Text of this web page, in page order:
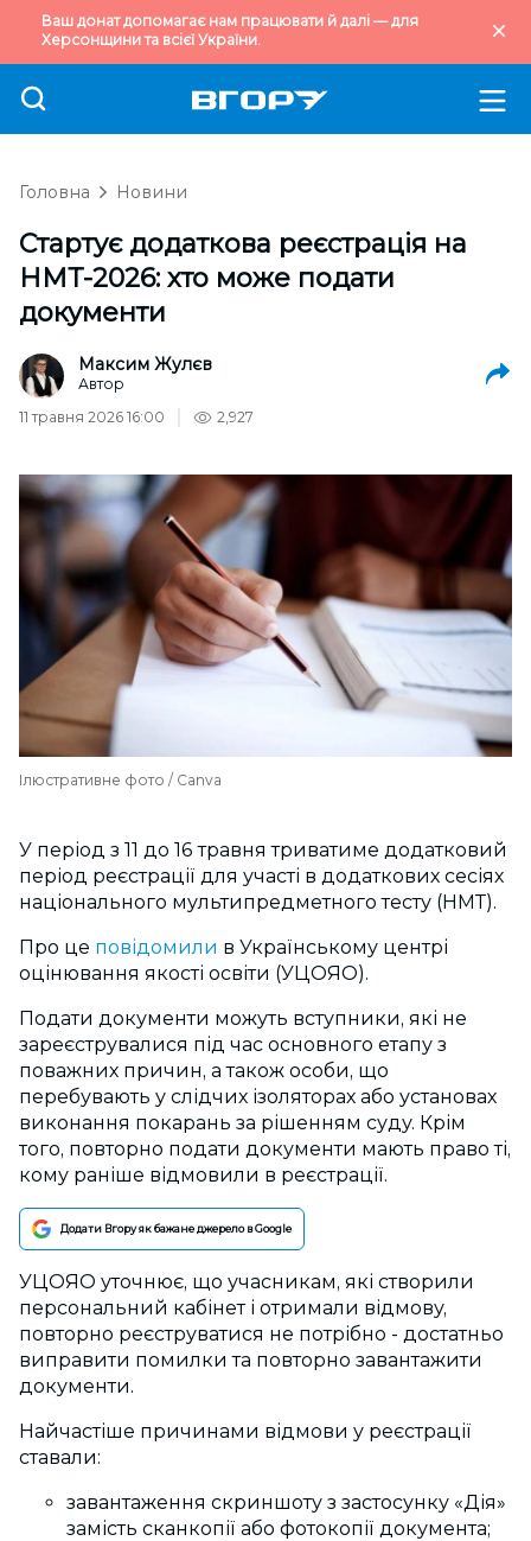
Ваш донат допомагає нам працювати й далі — для
Херсонщини та всієї України.
Головна Новини
Стартує додаткова реєстрація на
НМТ-2026: хто може подати
документи
Максим Жулєв
Автор
11 травня 2026 16:00
2,927
Ілюстративне фото / Canva
У період з 11 до 16 травня триватиме додатковий
період реєстрації для участі в додаткових сесіях
національного мультипредметного тесту (НМТ).
Про це повідомили в Українському центрі
оцінювання якості освіти (УЦОЯО).
Подати документи можуть вступники, які не
зареєструвалися під час основного етапу з
поважних причин, а також особи, що
перебувають у слідчих ізоляторах або установах
виконання покарань за рішенням суду. Крім
того, повторно подати документи мають право ті,
кому раніше відмовили в реєстрації.
Додати Вгору як бажане джерело в Google
УЦОЯО уточнює, що учасникам, які створили
персональний кабінет і отримали відмову,
повторно реєструватися не потрібно - достатньо
виправити помилки та повторно завантажити
документи.
Найчастіше причинами відмови у реєстрації
ставали:
завантаження скриншоту з застосунку «Дія»
замість сканкопії або фотокопії документа;